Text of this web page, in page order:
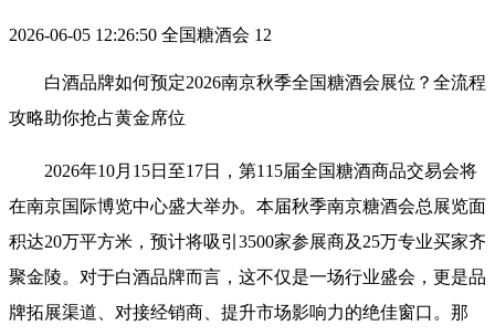
2026-06-05 12:26:50 全国糖酒会 12
白酒品牌如何预定2026南京秋季全国糖酒会展位？全流程
攻略助你抢占黄金席位
2026年10月15日至17日，第115届全国糖酒商品交易会将
在南京国际博览中心盛大举办。本届秋季南京糖酒会总展览面
积达20万平方米，预计将吸引3500家参展商及25万专业买家齐
聚金陵。对于白酒品牌而言，这不仅是一场行业盛会，更是品
牌拓展渠道、对接经销商、提升市场影响力的绝佳窗口。那